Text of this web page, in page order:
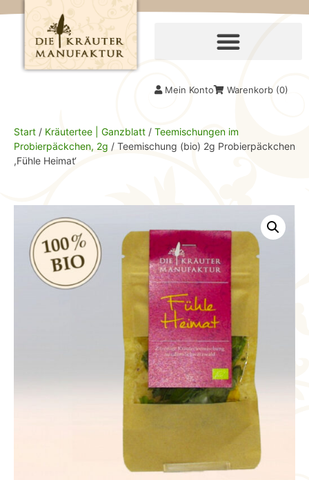
Warenkorb (0)
Mein Konto
Start / Kräutertee | Ganzblatt / Teemischungen im
Probierpäckchen, 2g / Teemischung (bio) 2g Probierpäckchen
,Fühle Heimat‘